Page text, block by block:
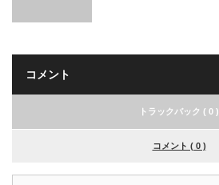
コメント
トラックバック ( 0 )
コメント ( 0 )